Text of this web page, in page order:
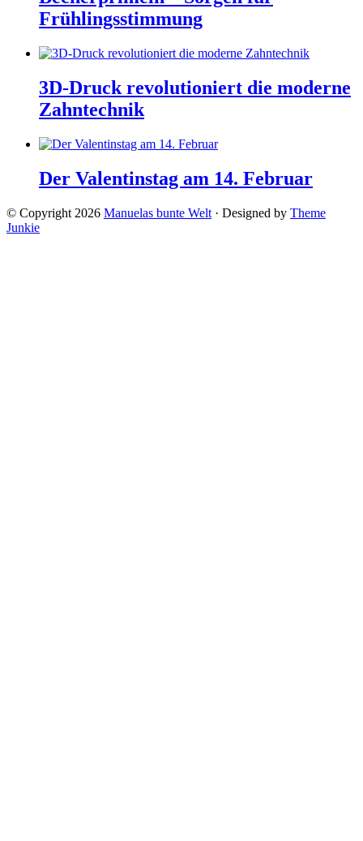
Frühlingsstimmung
3D-Druck revolutioniert die moderne
Zahntechnik
Der Valentinstag am 14. Februar
© Copyright 2026 Manuelas bunte Welt · Designed by Theme
Junkie